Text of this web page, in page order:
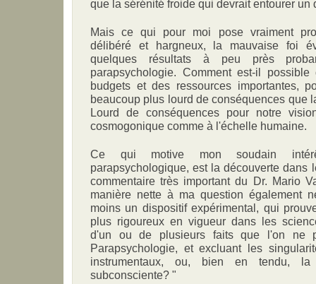
que la sérénité froide qui devrait entourer un
Mais ce qui pour moi pose vraiment
délibéré et hargneux, la mauvaise foi
quelques résultats à peu près
parapsychologie. Comment est-il
budgets et des ressources importantes,
beaucoup plus lourd de conséquences que
Lourd de conséquences pour notre
cosmogonique comme à l'échelle humaine.
Ce qui motive mon soudain
parapsychologique, est la découverte dans
commentaire très important du Dr. Mario
manière nette à ma question également
moins un dispositif expérimental, qui
plus rigoureux en vigueur dans les
d'un ou de plusieurs faits que l'on ne
Parapsychologie, et excluant les
instrumentaux, ou, bien en tendu, la
subconsciente? "